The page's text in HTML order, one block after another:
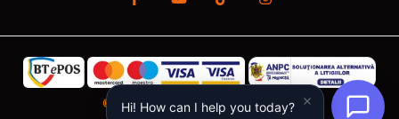
©Copyright SC IPB SRL, ipb.ro © 2026
Hi! How can I help you today?